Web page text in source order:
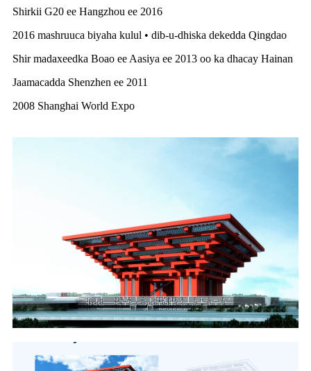
Shirkii G20 ee Hangzhou ee 2016
2016 mashruuca biyaha kulul • dib-u-dhiska dekedda Qingdao
Shir madaxeedka Boao ee Aasiya ee 2013 oo ka dhacay Hainan
Jaamacadda Shenzhen ee 2011
2008 Shanghai World Expo